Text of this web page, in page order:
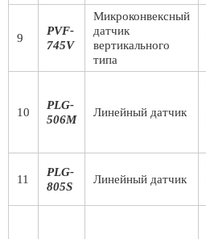
9
PVF-
745V
Микроконвексный
датчик
вертикального
типа
10
PLG-
506M
Линейный датчик
11
PLG-
805S
Линейный датчик